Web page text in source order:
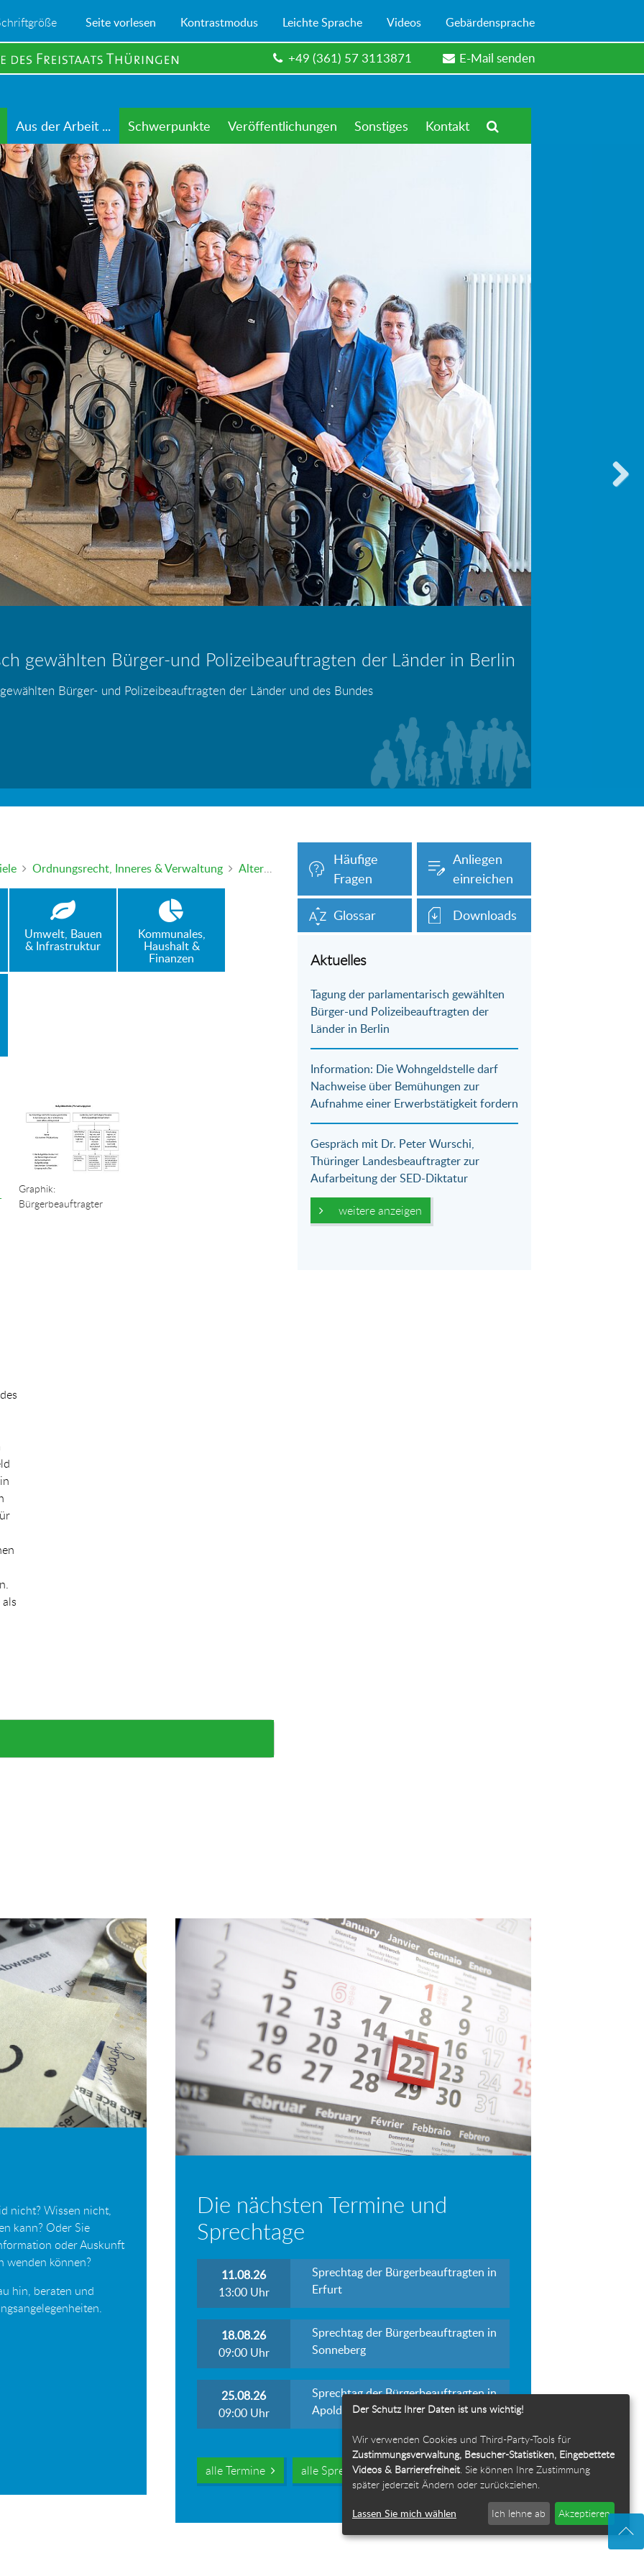
Seite vorlesen Kontrastmodus Leichte Sprache Videos Gebärdensprache
+49 (361) 57 3113871 E-Mail senden
Aus der Arbeit ... Schwerpunkte Veröffentlichungen Sonstiges Kontakt
gewählten Bürger-und Polizeibeauftragten der Länder in Berlin
Bürger- und Polizeibeauftragten der Länder und des Bundes
Information: Die Wohngeldstelle darf Nachweise über Bemühungen zur Aufnahme einer Erwerbstätigkeit fordern
– wer haftet für die Folgen?
Blei - gefährlich und inzwischen auch verboten!
mündlich an die Bürgerbeauftragte wenden. Nutzen Sie auch unser Onlineformular auf dieser
Ordnungsrecht, Inneres & Verwaltung Alter oder neuer Bußgeldkatalog – was gilt wann? Der Thüringer Bürgerbeauftragte erklärt, wann sich Einspruch noch lohnt.
Umwelt, Bauen
& Infrastruktur
Kommunales,
Haushalt &
Finanzen
Show larger version for:
Graphik:
Bürgerbeauftragter
Häufige
Fragen
Anliegen
einreichen
Glossar Downloads
Aktuelles
Tagung der parlamentarisch gewählten
Bürger-und Polizeibeauftragten der
Länder in Berlin
Information: Die Wohngeldstelle darf
Nachweise über Bemühungen zur
Aufnahme einer Erwerbstätigkeit fordern
Gespräch mit Dr. Peter Wurschi,
Thüringer Landesbeauftragter zur
Aufarbeitung der SED-Diktatur
weitere anzeigen
nicht? Wissen nicht,
kann? Oder Sie
oder Auskunft
wenden können?
hin, beraten und
Die nächsten Termine und
Sprechtage
11.08.26
13:00 Uhr
Sprechtag der Bürgerbeauftragten in
Erfurt
18.08.26
09:00 Uhr
Sprechtag der Bürgerbeauftragten in
Sonneberg
25.08.26
09:00 Uhr
Sprechtag der Bürgerbeauftragten in
Apolda
alle Termine alle Sprechtage
Der Schutz Ihrer Daten ist uns wichtig!
Wir verwenden Cookies und Third-Party-Tools für
Zustimmungsverwaltung, Besucher-Statistiken, Eingebettete
Videos & Barrierefreiheit. Sie können Ihre Zustimmung
später jederzeit Ändern oder zurückziehen.
Lassen Sie mich wählen Ich lehne ab Akzeptieren